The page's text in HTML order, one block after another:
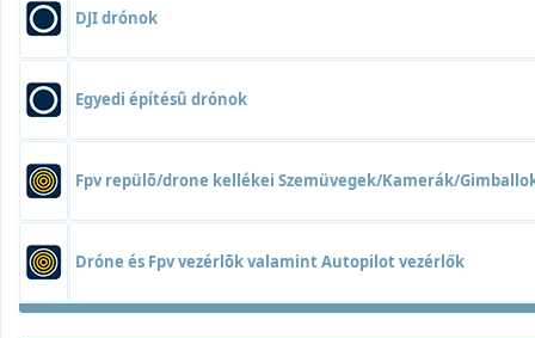
DJI drónok
Egyedi építésû drónok
Fpv repülõ/drone kellékei Szemüvegek/Kamerák/
Dróne és Fpv vezérlõk valamint Autopilot vezérlők